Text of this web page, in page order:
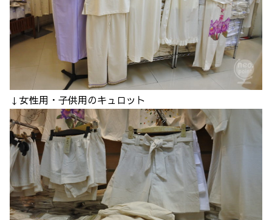
↓女性用・子供用のキュロット